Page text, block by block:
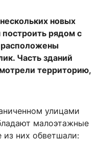
новых
рядом с
расположены
Часть зданий
территорию,
улицами
малоэтажные
них обветшали: